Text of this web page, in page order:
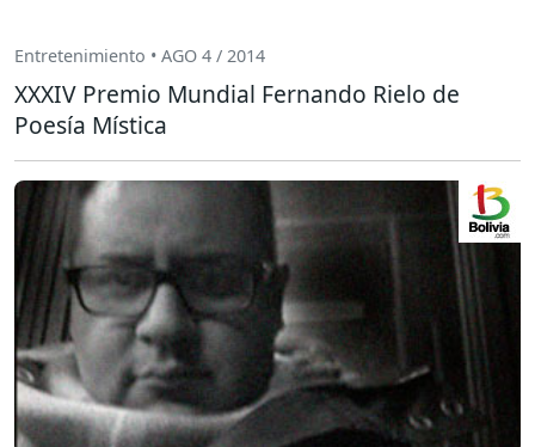
Entretenimiento • AGO 4 / 2014
XXXIV Premio Mundial Fernando Rielo de
Poesía Mística